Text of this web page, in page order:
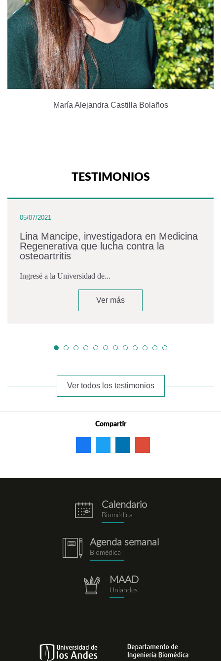
María Alejandra Castilla Bolaños
TESTIMONIOS
05/07/2021
Lina Mancipe, investigadora en Medicina
Regenerativa que lucha contra la
osteoartritis
Ingresé a la Universidad de...
Ver más
Ver todos los testimonios
Compartir
eventos.png
Calendario
Biomédica
notebook.png
Agenda semanal
Biomédica
repositorio.png
MAAD
Uniandes